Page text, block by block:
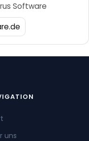
Software
uns